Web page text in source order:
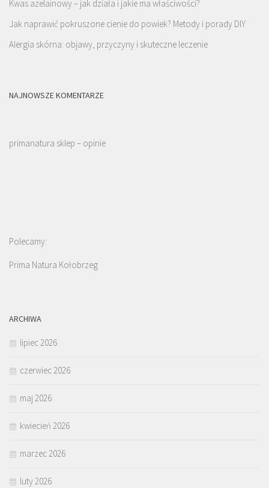
Kwas azelainowy – jak działa i jakie ma właściwości?
Jak naprawić pokruszone cienie do powiek? Metody i porady DIY
Alergia skórna: objawy, przyczyny i skuteczne leczenie
NAJNOWSZE KOMENTARZE
primanatura sklep – opinie
Polecamy:
Prima Natura Kołobrzeg
ARCHIWA
lipiec 2026
czerwiec 2026
maj 2026
kwiecień 2026
marzec 2026
luty 2026